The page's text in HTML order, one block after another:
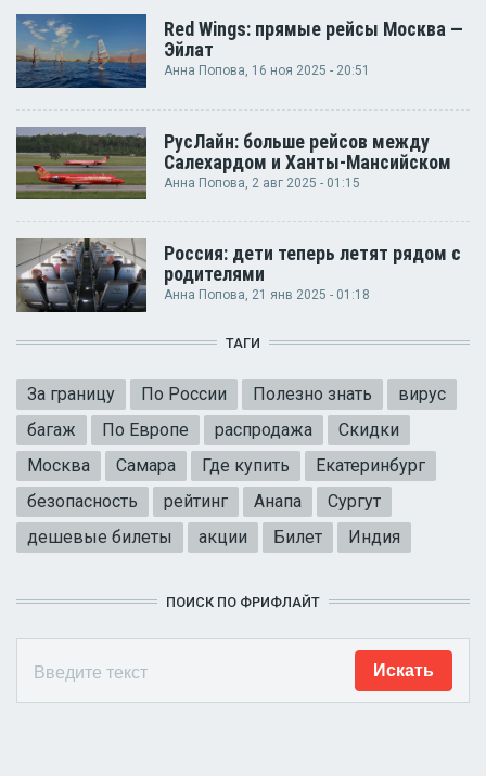
Red Wings: прямые рейсы Москва —
Эйлат
Анна Попова, 16 ноя 2025 - 20:51
РусЛайн: больше рейсов между
Салехардом и Ханты-Мансийском
Анна Попова , 2 авг 2025 - 01:15
Россия: дети теперь летят рядом с
родителями
Анна Попова, 21 янв 2025 - 01:18
ТАГИ
За границу По России Полезно знать
вирус
багаж
По Европе распродажа
Скидки
Москва
Самара Где купить
Екатеринбург
безопасность
рейтинг Анапа
Сургут
дешевые билеты
акции Билет Индия
ПОИСК ПО ФРИФЛАЙТ